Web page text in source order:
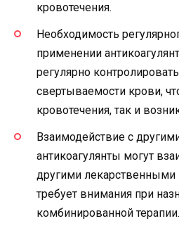
кровотечения.
Необходимость
применении
регулярно
свертываемости крови,
кровотечения, так и
Взаимодействие с
антикоагулянты могут
другими лекарственными
требует внимания при
комбинированной терапии.